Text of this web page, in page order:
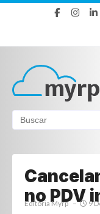
Search
for:
no PDV
Editoria Myrp 9